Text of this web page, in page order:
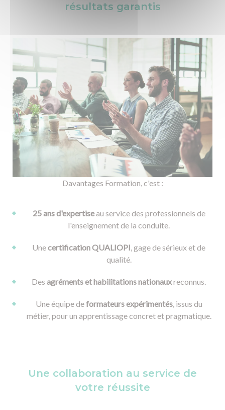
SST / AIPR / Habilitation électrique
résultats garantis
Davantages Formation, c'est :
25 ans d'expertiseau service des professionnels de
l'enseignement de la conduite.
Unecertification QUALIOPI , gage de sérieux et de
qualité.
Des agréments et habilitations nationauxreconnus.
Une équipe deformateurs expérimentés, issus du
métier, pour un apprentissage concret et pragmatique.
Une collaboration au service de
votre réussite